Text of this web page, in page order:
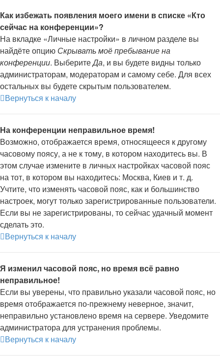
Как избежать появления моего имени в списке «Кто
сейчас на конференции»?
На вкладке «Личные настройки» в личном разделе вы
найдёте опцию Скрывать моё пребывание на
конференции. ВыберитеДа, и вы будете видны только
администраторам, модераторам и самому себе. Для всех
остальных вы будете скрытым пользователем.
Вернуться к началу
На конференции неправильное время!
Возможно, отображается время, относящееся к другому
часовому поясу, а не к тому, в котором находитесь вы. В
этом случае измените в личных настройках часовой пояс
на тот, в котором вы находитесь: Москва, Киев и т. д.
Учтите, что изменять часовой пояс, как и большинство
настроек, могут только зарегистрированные пользователи.
Если вы не зарегистрированы, то сейчас удачный момент
сделать это.
Вернуться к началу
Я изменил часовой пояс, но время всё равно
неправильное!
Если вы уверены, что правильно указали часовой пояс, но
время отображается по-прежнему неверное, значит,
неправильно установлено время на сервере. Уведомите
администратора для устранения проблемы.
Вернуться к началу